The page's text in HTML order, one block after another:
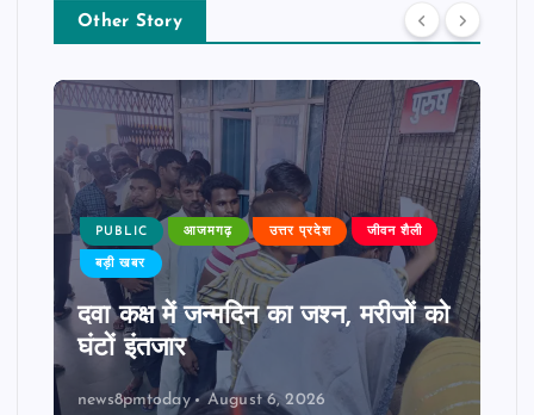
Other Story
PUBLIC आजमगढ़ उत्तर प्रदेश जीवन शैली
बड़ी खबर
दवा कक्ष में जन्मदिन का जश्न, मरीजों को
घंटों इंतजार
news8pmtoday August 6, 2026